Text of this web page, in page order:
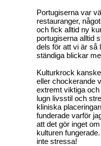
Portugiserna var
restauranger,
och fick alltid ny
portugiserna alltid
dels för att vi är så
ständiga blickar
Kulturkrock
eller chockerande
extremt viktiga
lugn livsstil och
kliniska
funderade varför
att det gör inget
kulturen
inte stressa!